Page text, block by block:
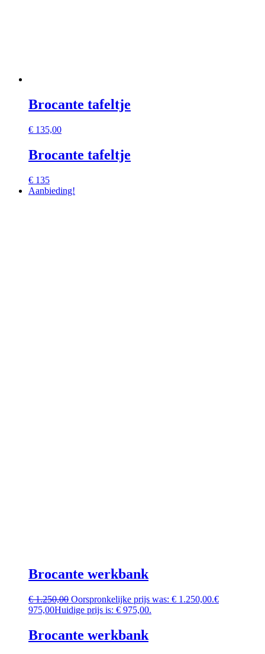
Brocante tafeltje
€ 135,00
Brocante tafeltje
€ 135
Aanbieding!
Brocante werkbank
€1.250,00 Oorspronkelijke prijs was: € 1.250,00.€
975,00Huidige prijs is: € 975,00.
Brocante werkbank